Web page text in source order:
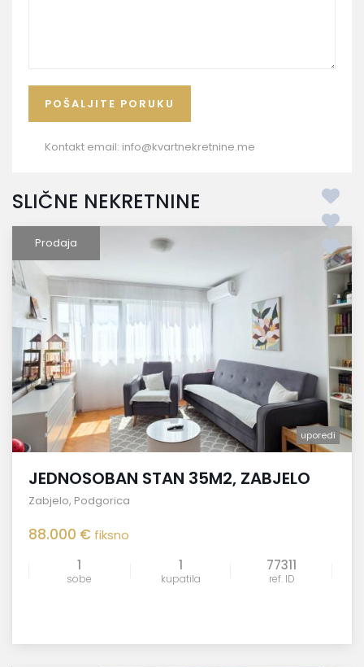
Kontakt email: info@kvartnekretnine.me
SLIČNE NEKRETNINE
Prodaja
uporedi
JEDNOSOBAN STAN 35M2, ZABJELO
Zabjelo, Podgorica
88.000 € fiksno
1
sobe
1
kupatila
77311
ref. ID